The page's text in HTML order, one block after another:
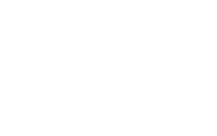
en el comercio internacional con una